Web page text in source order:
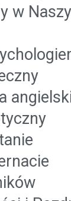
w